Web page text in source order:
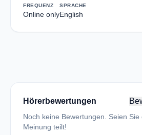
FREQUENZ
Online only
SPRACHE
English
Hörerbewertungen
Noch keine Bewertungen. Seien
Meinung teilt!